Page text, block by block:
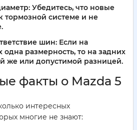
Убедитесь, что новые
тормозной системе и не
шин: Если на
одна размерность, то на задних
же или допустимой разницей.
факты о Mazda 5
интересных
многие не знают: